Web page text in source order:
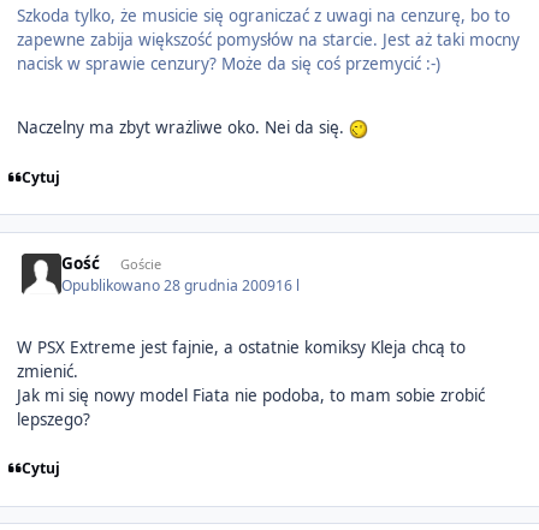
Szkoda tylko, że musicie się ograniczać z uwagi na cenzurę, bo to
zapewne zabija większość pomysłów na starcie. Jest aż taki mocny
nacisk w sprawie cenzury? Może da się coś przemycić :-)
Naczelny ma zbyt wrażliwe oko. Nei da się.
Cytuj
Gość Goście
Opublikowano28 grudnia 200916 l
W PSX Extreme jest fajnie, a ostatnie komiksy Kleja chcą to
zmienić.
Jak mi się nowy model Fiata nie podoba, to mam sobie zrobić
lepszego?
Cytuj